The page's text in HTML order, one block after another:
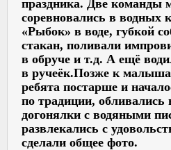
праздника. Две команды
соревновались в водных
«Рыбок» в воде, губкой
стакан, поливали
в обруче и т.д. А ещё
в ручеёк.Позже к
ребята постарше и
по традиции, обливались
догонялки с водяными
развлекались с
сделали общее фото.